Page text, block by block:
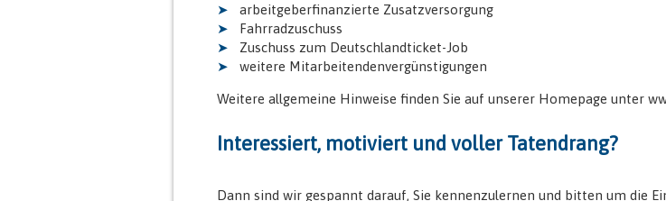
arbeitgeberfinanzierte Zusatzversorgung
Fahrradzuschuss
Zuschuss zum Deutschlandticket-Job
weitere Mitarbeitendenvergünstigungen
Weitere allgemeine Hinweise finden Sie auf unserer Homepage unter
Interessiert, motiviert und voller Tatendrang?
Dann sind wir gespannt darauf, Sie kennenzulernen und bitten um die